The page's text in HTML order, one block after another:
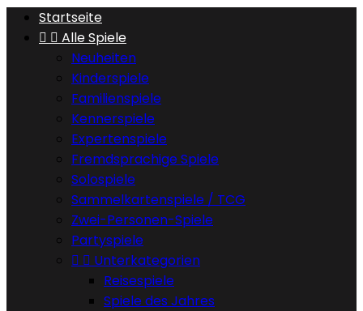
Startseite
  Alle Spiele
Neuheiten
Kinderspiele
Familienspiele
Kennerspiele
Expertenspiele
Fremdsprachige Spiele
Solospiele
Sammelkartenspiele / TCG
Zwei-Personen-Spiele
Partyspiele
  Unterkategorien
Reisespiele
Spiele des Jahres